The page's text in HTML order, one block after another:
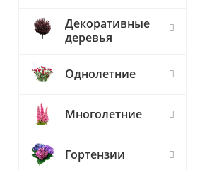
Декоративные
деревья
Однолетние
Многолетние
Гортензии